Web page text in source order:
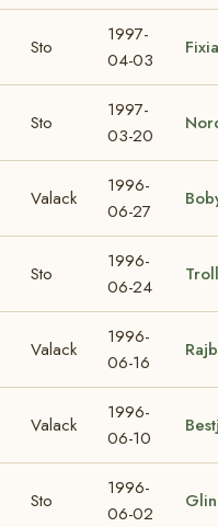
Sto
1997-
04-03
Fixia
Sto
1997-
03-20
Valack
1996-
06-27
Sto
1996-
06-24
Valack
1996-
06-16
Valack
1996-
06-10
Sto
1996-
06-02